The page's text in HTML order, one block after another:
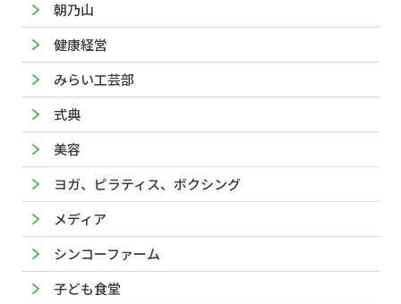
朝乃山
健康経営
みらい工芸部
式典
美容
ヨガ、ピラティス、ボクシング
メディア
シンコーファーム
子ども食堂